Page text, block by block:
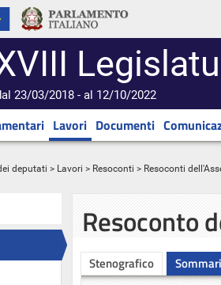
23/03/2018 - al 12/10/2022
Lavori Documenti
deputati > Lavori > Resoconti > Resoconti
Resoconto
Stenografico